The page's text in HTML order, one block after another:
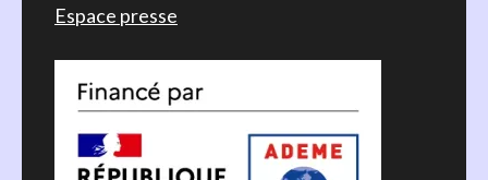
Espace presse